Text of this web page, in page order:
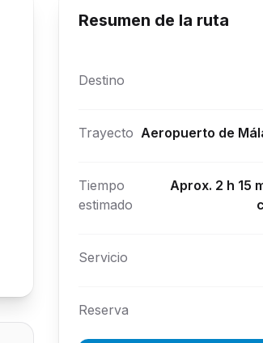
Resumen de la ruta
Destino
Trayecto Aeropuerto de
Tiempo
estimado
Aprox. 2 h 15
Servicio
Reserva